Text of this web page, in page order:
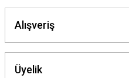
Alışveriş
Üyelik